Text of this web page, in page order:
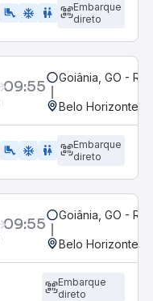
airline_seat_legroom_extra ac_unit wc
Embarque
direto
09:55 Goiânia, GO -
Belo Horizonte,
airline_seat_legroom_extra ac_unit wc
Embarque
direto
09:55 Goiânia, GO -
Belo Horizonte,
Embarque
direto